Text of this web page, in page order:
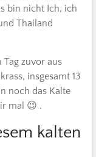
bin nicht Ich, ich
Thailand
zuvor aus
insgesamt 13
noch das Kalte
mal 😉 .
kalten